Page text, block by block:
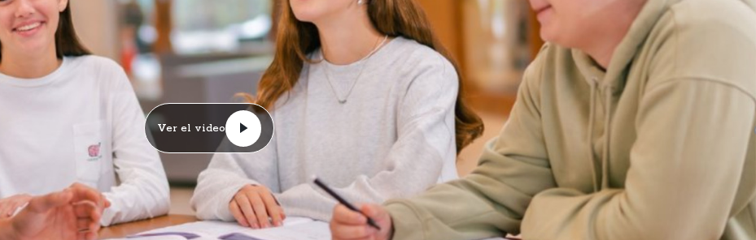
Ver el video